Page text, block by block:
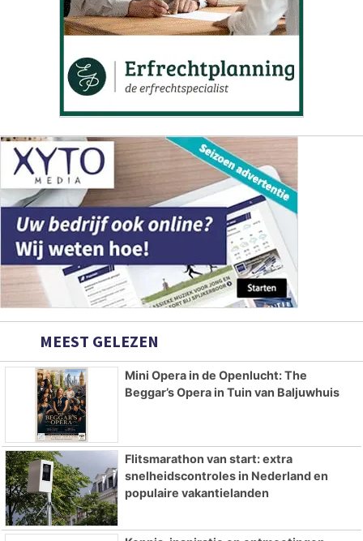
MEEST GELEZEN
Mini Opera in de Openlucht: The
Beggar’s Opera in Tuin van Baljuwhuis
Flitsmarathon van start: extra
snelheidscontroles in Nederland en
populaire vakantielanden